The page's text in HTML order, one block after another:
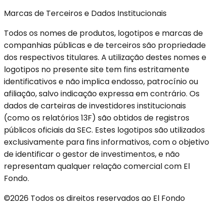
Marcas de Terceiros e Dados Institucionais
Todos os nomes de produtos, logotipos e marcas de
companhias públicas e de terceiros são propriedade
dos respectivos titulares. A utilização destes nomes e
logotipos no presente site tem fins estritamente
identificativos e não implica endosso, patrocínio ou
afiliação, salvo indicação expressa em contrário. Os
dados de carteiras de investidores institucionais
(como os relatórios 13F) são obtidos de registros
públicos oficiais da SEC. Estes logotipos são utilizados
exclusivamente para fins informativos, com o objetivo
de identificar o gestor de investimentos, e não
representam qualquer relação comercial com El
Fondo.
©2026 Todos os direitos reservados ao El Fondo